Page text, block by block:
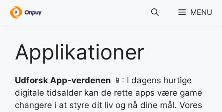
Skip
MENU
Applikationer
Udforsk App-verdenen 📱: I dagens hurtige
digitale tidsalder kan de rette apps være game
changere i at styre dit liv og nå dine mål. Vores